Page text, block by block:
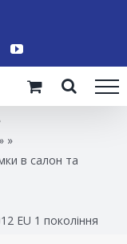
»
в салон та
EU 1 покоління